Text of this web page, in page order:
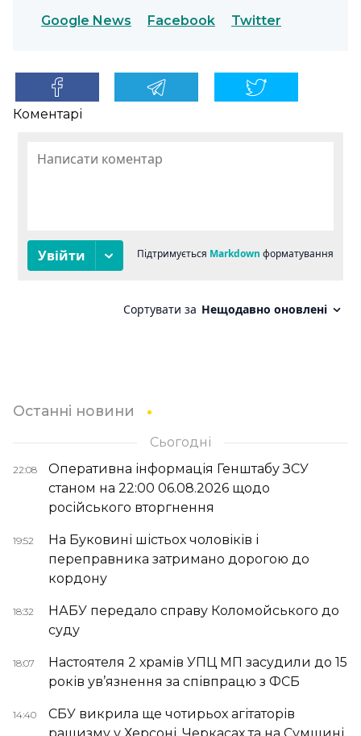
Google News Facebook Twitter
Коментарі
Останні новини
Сьогодні
22:08
Оперативна інформація Генштабу ЗСУ
станом на 22:00 06.08.2026 щодо
російського вторгнення
19:52
На Буковині шістьох чоловіків і
переправника затримано дорогою до
кордону
18:32
НАБУ передало справу Коломойського до
суду
18:07
Настоятеля 2 храмів УПЦ МП засудили до 15
років ув’язнення за співпрацю з ФСБ
14:40
СБУ викрила ще чотирьох агітаторів
рашизму у Херсоні, Черкасах та на Сумщині